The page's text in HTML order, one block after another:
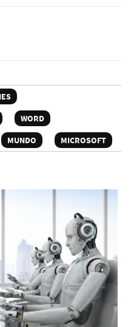
WORD
MUNDO MICROSOFT